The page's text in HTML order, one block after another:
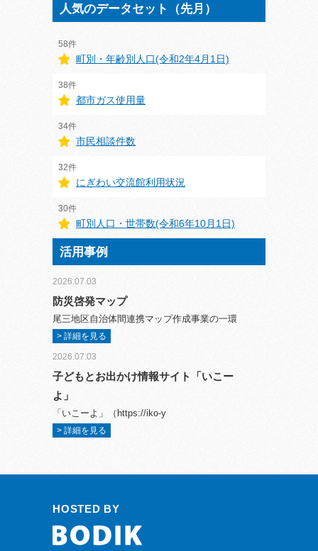
人気のデータセット（先月）
58件
町別・年齢別人口(令和2年4月1日)
38件
都市ガス使用量
34件
市民相談件数
32件
にぎわい交流館利用状況
30件
町別人口・世帯数(令和6年10月1日)
活用事例
2026.07.03
防災啓発マップ
尾三地区自治体間連携マップ作成事業の一環
> 詳細を見る
2026.07.03
子どもとお出かけ情報サイト「いこー
よ」
「いこーよ」（https://iko-y
> 詳細を見る
HOSTED BY